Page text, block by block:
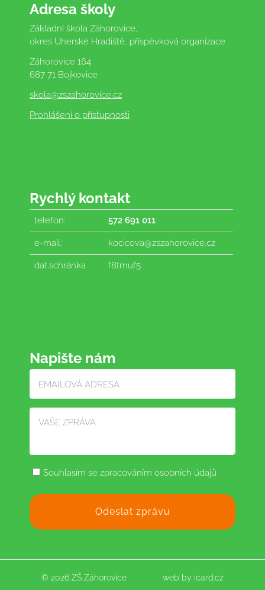
Adresa školy
Základní škola Záhorovice,
okres Uherské Hradiště, příspěvková organizace
Záhorovice 164
687 71 Bojkovice
skola@zszahorovice.cz
Prohlášení o přístupnosti
Rychlý kontakt
telefon: 572 691 011
e-mail: kocicova@zszahorovice.cz
dat.schránka f8tmuf5
Napište nám
Souhlasím se zpracováním osobních údajů
© 2026 ZŠ Záhorovice web by icard.cz